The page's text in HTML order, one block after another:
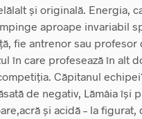
și originală. Energia,
aproape invariabil
fie antrenor sau
în care profesează în alt
Căpitanul
de negativ, Lămâia își
și acidă – la